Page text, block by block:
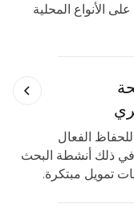
الأنواع المحلية
للحفاظ الفعال
في ذلك أنشطة البحث
تمويل مبتكرة.